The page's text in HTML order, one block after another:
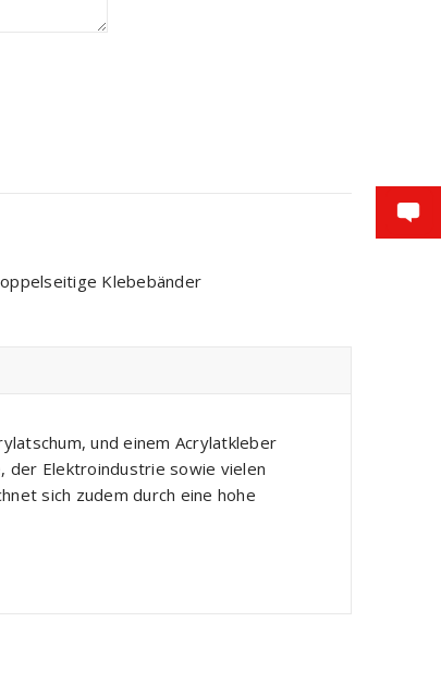
Klebebänder
und einem Acrylatkleber
der Elektroindustrie sowie vielen
sich zudem durch eine hohe